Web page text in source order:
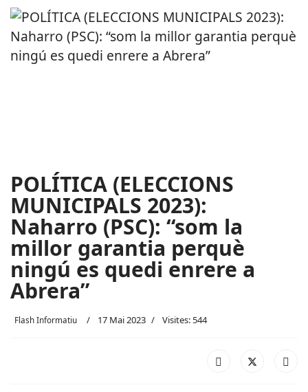
POLÍTICA (ELECCIONS
MUNICIPALS 2023):
Naharro (PSC): “som la
millor garantia perquè
ningú es quedi enrere a
Abrera”
Flash Informatiu 17 Mai 2023 Visites: 544